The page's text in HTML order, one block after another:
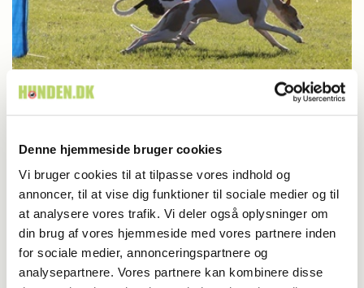
Denne hjemmeside bruger cookies
Vi bruger cookies til at tilpasse vores indhold og
annoncer, til at vise dig funktioner til sociale medier og til
at analysere vores trafik. Vi deler også oplysninger om
din brug af vores hjemmeside med vores partnere inden
for sociale medier, annonceringspartnere og
analysepartnere. Vores partnere kan kombinere disse
Aktuelt
Berigtigelse: Lure Coursing ikke en del af
Store Hestedag